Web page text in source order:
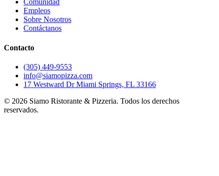
Comunidad
Empleos
Sobre Nosotros
Contáctanos
Contacto
(305) 449-9553
info@siamopizza.com
17 Westward Dr Miami Springs, FL 33166
© 2026 Siamo Ristorante & Pizzeria. Todos los derechos
reservados.